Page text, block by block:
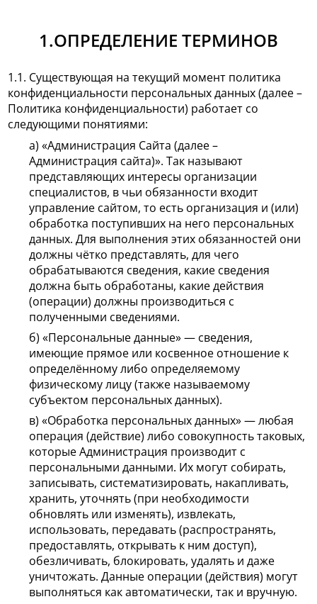
1.ОПРЕДЕЛЕНИЕ ТЕРМИНОВ
1.1. Существующая на текущий момент политика
конфиденциальности персональных данных (далее –
Политика конфиденциальности) работает со
следующими понятиями:
а) «Администрация Сайта (далее –
Администрация сайта)». Так называют
представляющих интересы организации
специалистов, в чьи обязанности входит
управление сайтом, то есть организация и (или)
обработка поступивших на него персональных
данных. Для выполнения этих обязанностей они
должны чётко представлять, для чего
обрабатываются сведения, какие сведения
должна быть обработаны, какие действия
(операции) должны производиться с
полученными сведениями.
б) «Персональные данные» — сведения,
имеющие прямое или косвенное отношение к
определённому либо определяемому
физическому лицу (также называемому
субъектом персональных данных).
в) «Обработка персональных данных» — любая
операция (действие) либо совокупность таковых,
которые Администрация производит с
персональными данными. Их могут собирать,
записывать, систематизировать, накапливать,
хранить, уточнять (при необходимости
обновлять или изменять), извлекать,
использовать, передавать (распространять,
предоставлять, открывать к ним доступ),
обезличивать, блокировать, удалять и даже
уничтожать. Данные операции (действия) могут
выполняться как автоматически, так и вручную.